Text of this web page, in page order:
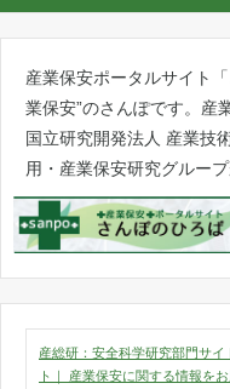
産業保安ポータルサイト
業保安”のさんぽです。産
国立研究開発法人 産業技
用・産業保安研究グルー
産総研：安全科学研究部門サイ
ト｜ 産業保安に関する情報を